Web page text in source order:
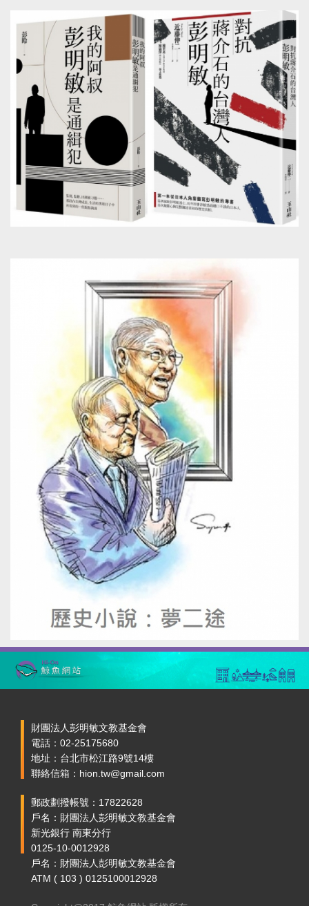
財團法人彭明敏文教基金會
電話：02-25175680
地址：台北市松江路9號14樓
聯絡信箱：hion.tw@gmail.com
郵政劃撥帳號：17822628
戶名：財團法人彭明敏文教基金會
新光銀行 南東分行
0125-10-0012928
戶名：財團法人彭明敏文教基金會
ATM ( 103 ) 0125100012928